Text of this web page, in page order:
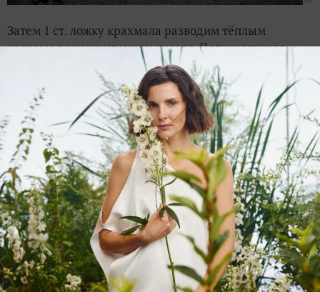
Затем 1 ст. ложку крахмала разводим тёплым
настоем до консистенции киселя. Получившуюся
аносим его на лицона 15-20минут.
истечении времени смываем маску остатками
настоя.